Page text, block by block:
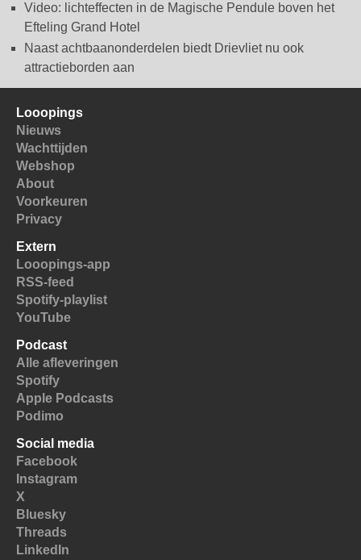
Video: lichteffecten in de Magische Pendule boven het
Efteling Grand Hotel
Naast achtbaanonderdelen biedt Drievliet nu ook
attractieborden aan
Looopings
Nieuws
Wachttijden
Webshop
About
Voorkeuren
Privacy
Extern
Looopings-app
RSS-feed
Spotify-playlist
YouTube
Podcast
Alle afleveringen
Spotify
Apple Podcasts
Podimo
Social media
Facebook
Instagram
X
Bluesky
Threads
LinkedIn